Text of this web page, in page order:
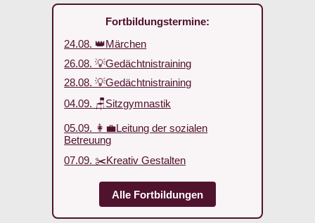
Fortbildungstermine:
24.08. 👑Märchen
26.08. 💡Gedächtnistraining
28.08. 💡Gedächtnistraining
04.09. 🪑Sitzgymnastik
05.09. 👩‍💼Leitung der sozialen
Betreuung
07.09. ✂️Kreativ Gestalten
Alle Fortbildungen